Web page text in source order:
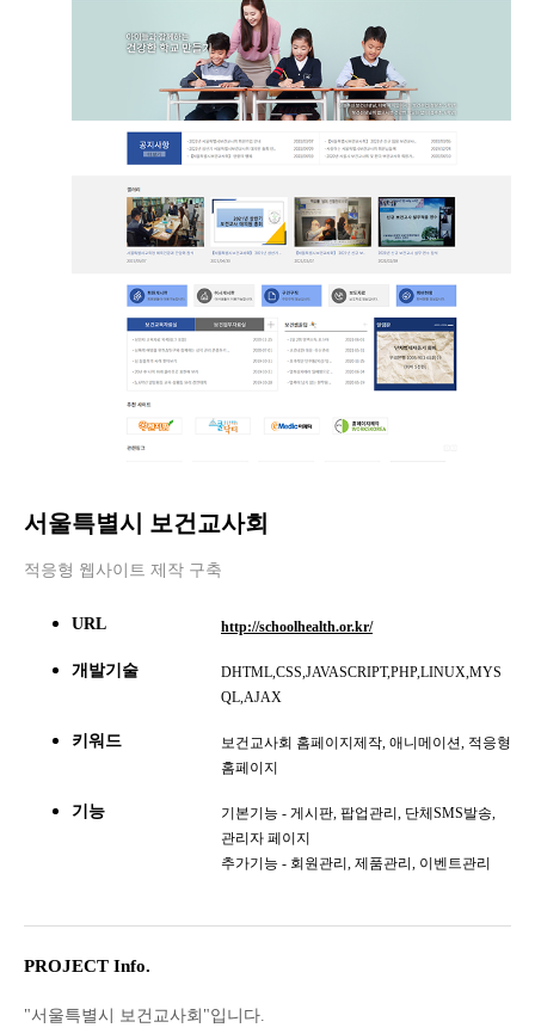
서울특별시 보건교사회
적응형 웹사이트 제작 구축
URL http://schoolhealth.or.kr/
개발기술
DHTML,CSS,JAVASCRIPT,PHP,LINUX,MYS
QL,AJAX
키워드
보건교사회 홈페이지제작, 애니메이션, 적응형
홈페이지
기능
기본기능 - 게시판, 팝업관리, 단체SMS발송,
관리자 페이지
추가기능 - 회원관리, 제품관리, 이벤트관리
PROJECT Info.
"서울특별시 보건교사회"입니다.